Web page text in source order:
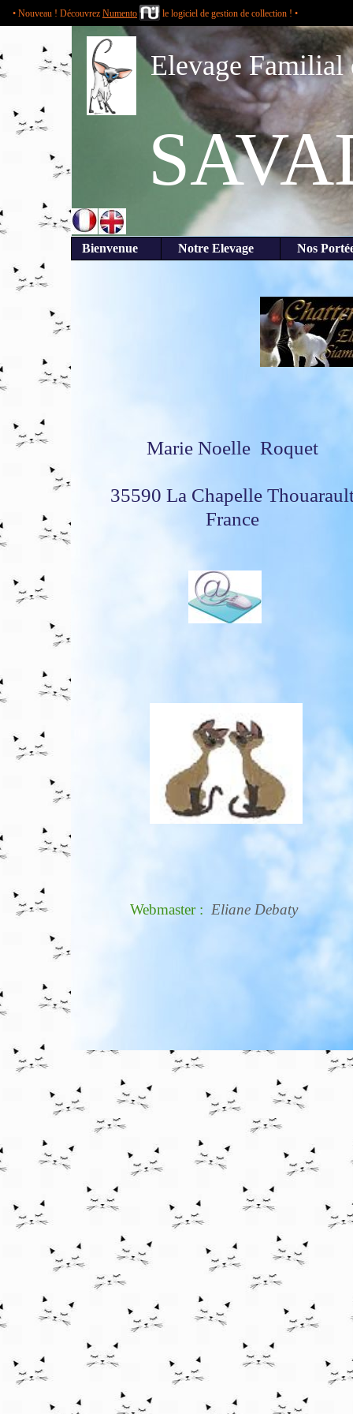
• Nouveau ! Découvrez Numento le logiciel de gestion de collection ! •
Bienvenue Notre Elevage Nos
Webmaster : Eliane Debaty
Marie Noelle Roquet
35590 La Chapelle
France
Elevage Familial